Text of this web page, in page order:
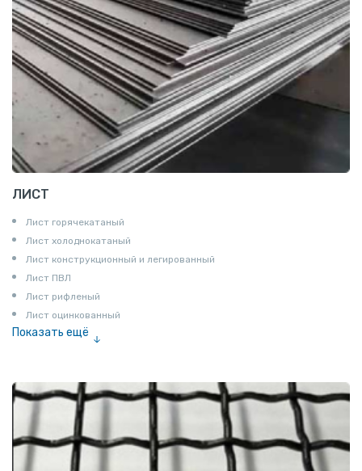
ЛИСТ
Лист горячекатаный
Лист холоднокатаный
Лист конструкционный и легированный
Лист ПВЛ
Лист рифленый
Лист оцинкованный
Показать ещё